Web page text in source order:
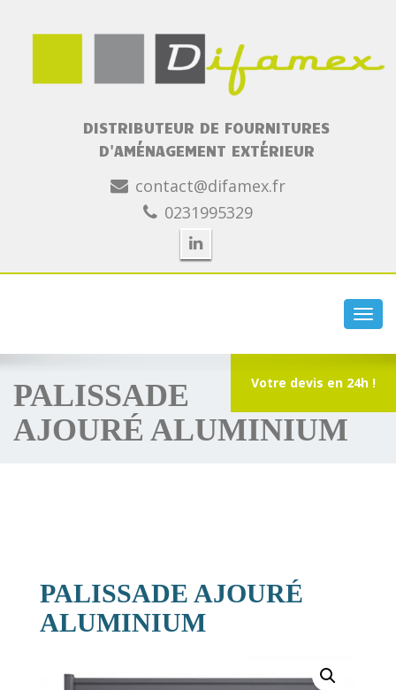
DISTRIBUTEUR DE FOURNITURES
D'AMÉNAGEMENT EXTÉRIEUR
contact@difamex.fr
0231995329
Votre devis en 24h !
PALISSADE
AJOURÉ ALUMINIUM
PALISSADE AJOURÉ
ALUMINIUM